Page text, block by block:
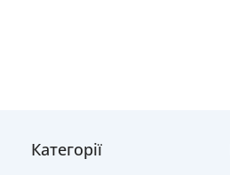
Категорії